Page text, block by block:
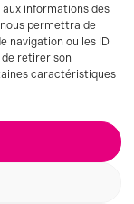
informations des
permettra de
navigation ou les ID
retirer son
caractéristiques
4
Classiques
et
confortables,
conçus en
pour un